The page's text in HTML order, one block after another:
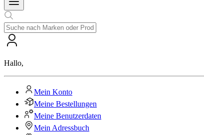
Hallo,
Mein Konto
Meine Bestellungen
Meine Benutzerdaten
Mein Adressbuch